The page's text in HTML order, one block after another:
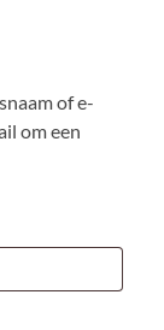
of e-
om een